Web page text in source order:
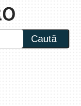
Caută